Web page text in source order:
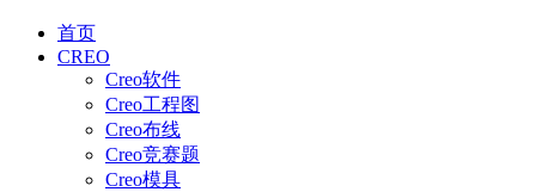
首页
CREO
Creo软件
Creo工程图
Creo布线
Creo竞赛题
Creo模具